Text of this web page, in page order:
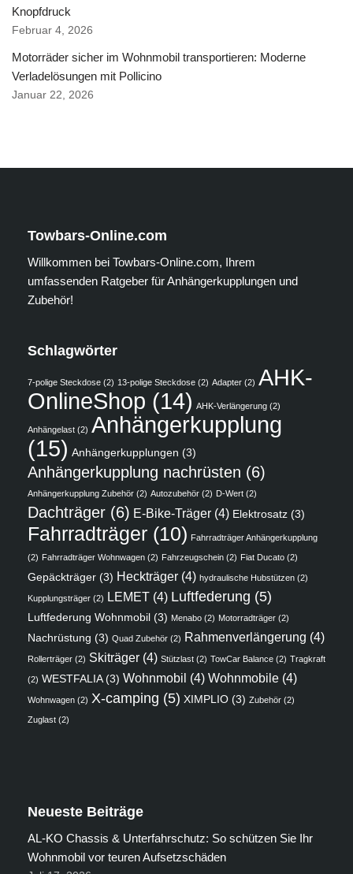
Knopfdruck
Februar 4, 2026
Motorräder sicher im Wohnmobil transportieren: Moderne
Verladelösungen mit Pollicino
Januar 22, 2026
Towbars-Online.com
Willkommen bei Towbars-Online.com, Ihrem
umfassenden Ratgeber für Anhängerkupplungen und
Zubehör!
Schlagwörter
7-polige Steckdose (2) 13-polige Steckdose (2) Adapter (2) AHK-
OnlineShop (14) AHK-Verlängerung (2)
Anhängelast (2) Anhängerkupplung
(15) Anhängerkupplungen (3)
Anhängerkupplung nachrüsten (6)
Anhängerkupplung Zubehör (2) Autozubehör (2) D-Wert (2)
Dachträger (6) E-Bike-Träger (4) Elektrosatz (3)
Fahrradträger (10) Fahrradträger Anhängerkupplung
(2) Fahrradträger Wohnwagen (2) Fahrzeugschein (2) Fiat Ducato (2)
Gepäckträger (3) Heckträger (4) hydraulische Hubstützen (2)
Kupplungsträger (2) LEMET (4) Luftfederung (5)
Luftfederung Wohnmobil (3) Menabo (2) Motorradträger (2)
Nachrüstung (3) Quad Zubehör (2) Rahmenverlängerung (4)
Rollerträger (2) Skiträger (4) Stützlast (2) TowCar Balance (2) Tragkraft
(2) WESTFALIA(3) Wohnmobil (4) Wohnmobile (4)
Wohnwagen (2) X-camping (5) XIMPLIO (3) Zubehör (2)
Zuglast (2)
Neueste Beiträge
AL-KO Chassis & Unterfahrschutz: So schützen Sie Ihr
Wohnmobil vor teuren Aufsetzschäden